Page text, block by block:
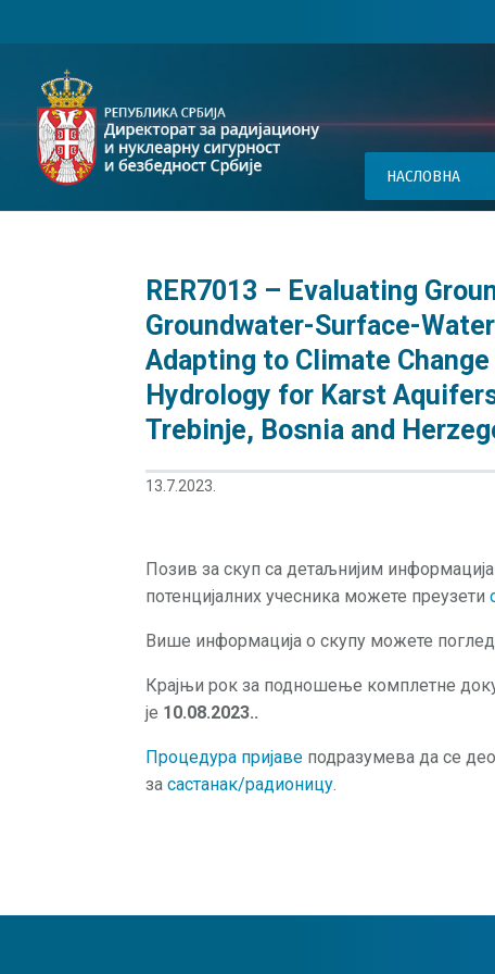
НАСЛОВНА
RER7013 – Evaluating
Groundwater-Surface-
Adapting to Climate
Hydrology for Karst
Trebinje, Bosnia and
13.7.2023.
Позив за скуп са детаљнијим
потенцијалних учесника можете преузети
Више информација о скупу можете
Крајњи рок за подношење комплетне
је 10.08.2023..
Процедура пријаве подразумева да се
засастанак/радионицу.